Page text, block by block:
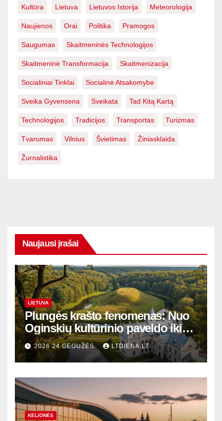
Kultūra Lietuva Lietuvos Istorija Meteorologija
Naujienos Orai Politika Pramogos
Saugumas Skaitmeninės Technologijos
Skaitmeninė Transformacija Skaitmenizacija
Socialiniai Tinklai Socialinė Atsakomybė
Sveika Gyvensena Sveikata Tad Kitą Kartą
Technologijos Tradicijos Transportas Turizmas
Tvarumas Vilnius Švietimas Žiniasklaida
Žurnalistika
Naujausi įrašai
LIETUVA
Plungės krašto fenomenas: Nuo
Oginskių kultūrinio paveldo iki
Žemaitijos gamtos perlų
2026 24 GEGUŽĖS LTDIENA.LT
KELIONĖS